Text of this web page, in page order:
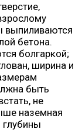
выпиливаются
бетона.
болгаркой;
ширина и
быть
не
наземная